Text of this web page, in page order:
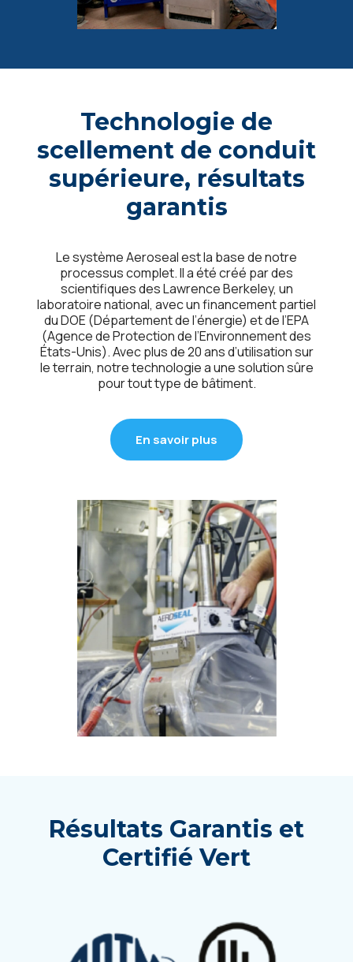
Technologie de
scellement de conduit
supérieure, résultats
garantis
Le système Aeroseal est la base de notre
processus complet. Il a été créé par des
scientifiques des Lawrence Berkeley, un
laboratoire national, avec un financement partiel
du DOE (Département de l’énergie) et de l’EPA
(Agence de Protection de l’Environnement des
États-Unis). Avec plus de 20 ans d’utilisation sur
le terrain, notre technologie a une solution sûre
pour tout type de bâtiment.
En savoir plus
Résultats Garantis et
Certifié Vert